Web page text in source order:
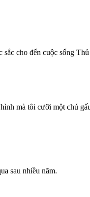
cho đến cuộc sống
mà tôi cưỡi một chú
sau nhiều năm.